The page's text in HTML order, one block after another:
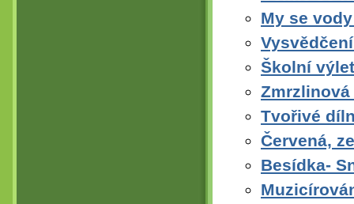
My se
Školní
Zmrzlinová
Tvořivé
Červená,
Besídka-